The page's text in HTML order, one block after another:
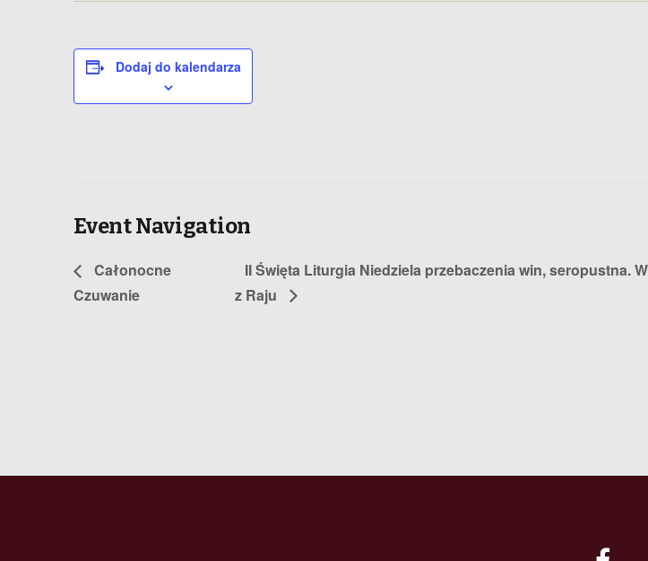
Dodaj do kalendarza
Event Navigation
Całonocne
Czuwanie
II Święta Liturgia Niedziela przebaczenia win, seropustna.
z Raju